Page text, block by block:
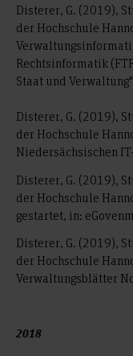
Disterer, G. (2019),
der Hochschule
Rechtsinformatik
Staat und
Disterer, G. (2019),
der Hochschule
Niedersächsischen
Disterer, G. (2019),
der Hochschule
gestartet, in:
Disterer, G. (2019),
der Hochschule
Verwaltungsblätter
2018